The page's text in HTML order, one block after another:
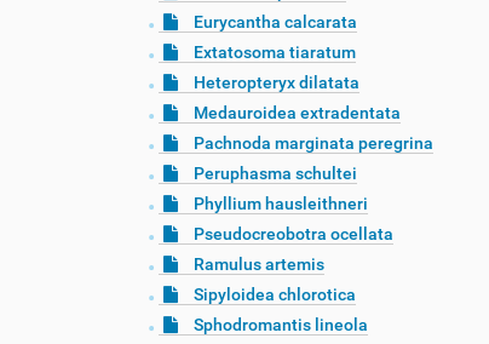
Eurycantha calcarata
Extatosoma tiaratum
Heteropteryx dilatata
Medauroidea extradentata
Pachnoda marginata peregrina
Peruphasma schultei
Phyllium hausleithneri
Pseudocreobotra ocellata
Ramulus artemis
Sipyloidea chlorotica
Sphodromantis lineola